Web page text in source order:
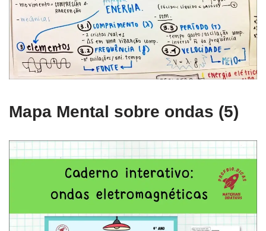
Mapa Mental sobre ondas (5)